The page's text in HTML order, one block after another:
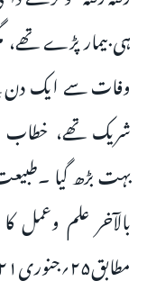
ہی بیمار پڑے
وفات سے ایک دن
شریک تھے، خطاب
بہت بڑھ گیا